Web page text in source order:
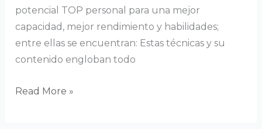
potencial TOP personal para una mejor
capacidad, mejor rendimiento y habilidades;
entre ellas se encuentran: Estas técnicas y su
contenido engloban todo
Read More »